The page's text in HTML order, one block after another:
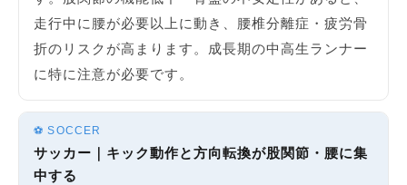
走行中に腰が必要以上に動き、腰椎分離症・疲労骨
折のリスクが高まります。成長期の中高生ランナー
に特に注意が必要です。
⚽ SOCCER
サッカー｜キック動作と方向転換が股関節・腰に集
中する